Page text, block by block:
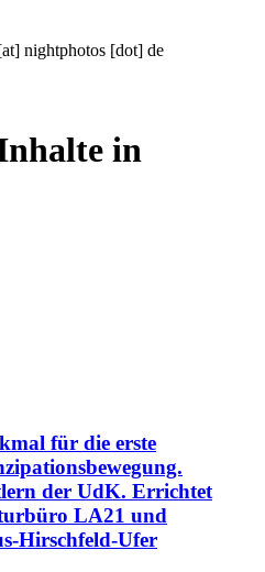
nightphotos [dot] de
in
für die erste
der UdK. Errichtet
LA21 und
Hirschfeld-Ufer